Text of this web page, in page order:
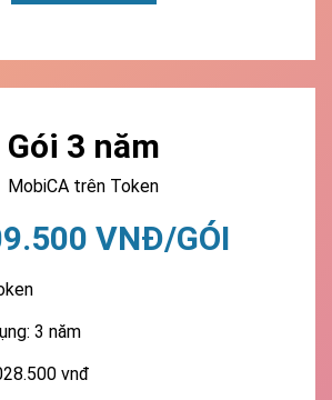
Gói 3 năm
MobiCA trên Token
VNĐ/GÓI
3 năm
vnđ